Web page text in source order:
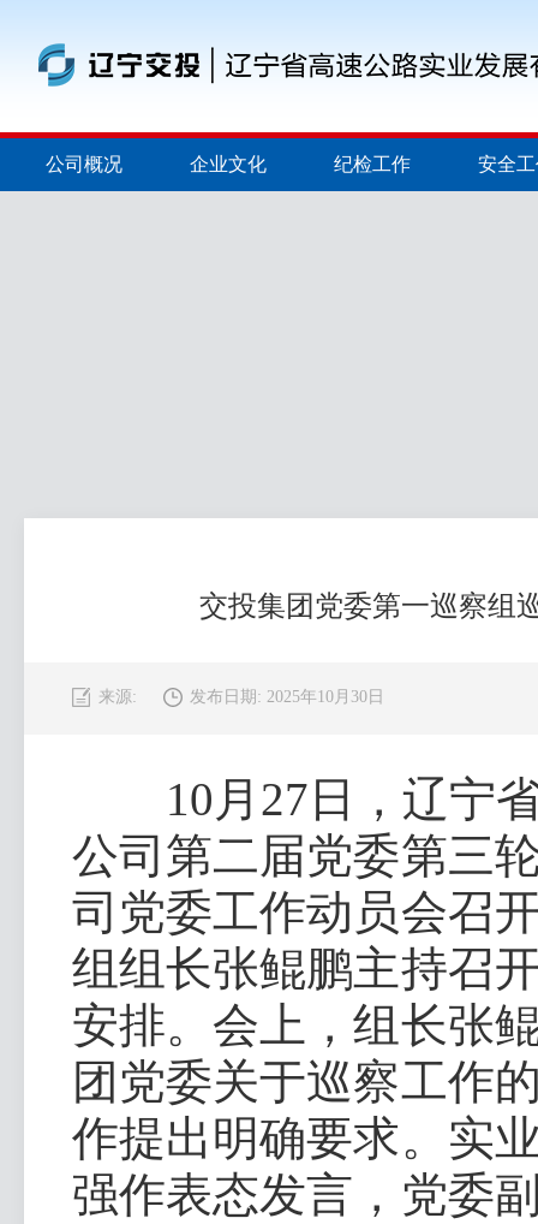
公司概况 企业文化 纪检工作 安全
交投集团党委第一巡察组
来源: 发布日期: 2025年10月30日
10月27日，辽宁省
公司第二届党委第三
司党委工作动员会召
组组长张鲲鹏主持召
安排。会上，组长张
团党委关于巡察工作
作提出明确要求。实
强作表态发言，党委